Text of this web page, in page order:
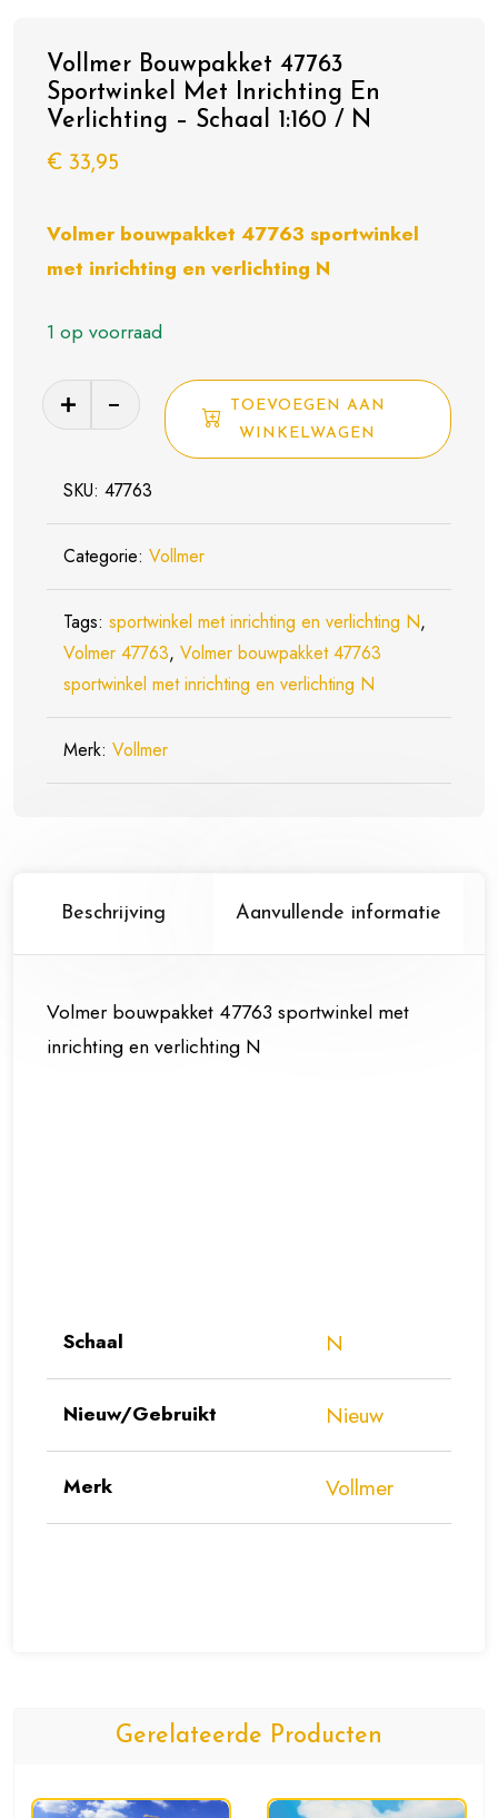
Vollmer Bouwpakket 47763
Sportwinkel Met Inrichting En
Verlichting – Schaal 1:160 / N
€ 33,95
Volmer bouwpakket 47763 sportwinkel
met inrichting en verlichting N
1 op voorraad
Vollmer
Bouwpakket
47763
Sportwinkel
Met
Inrichting
Verlichting
-
Schaal
/
TOEVOEGEN AAN
WINKELWAGEN
SKU: 47763
Categorie: Vollmer
Tags: sportwinkel met inrichting en verlichting N,
Volmer 47763, Volmer bouwpakket 47763
sportwinkel met inrichting en verlichting N
Merk: Vollmer
Beschrijving Aanvullende informatie
Volmer bouwpakket 47763 sportwinkel met
inrichting en verlichting N
Schaal N
Nieuw/Gebruikt Nieuw
Merk Vollmer
Gerelateerde Producten